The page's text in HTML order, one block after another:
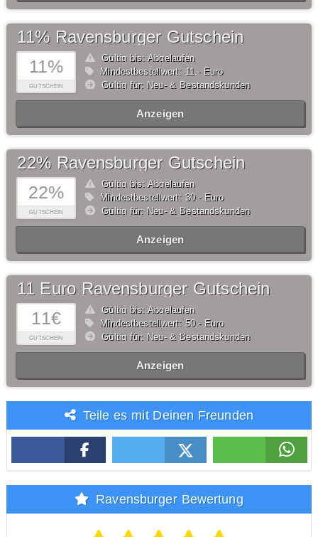
11%
GUTSCHEIN
11% Ravensburger Gutschein
Gültig bis: Abgelaufen
Mindestbestellwert: 11,- Euro
Gültig für: Neu- & Bestandskunden
Anzeigen
22%
GUTSCHEIN
22% Ravensburger Gutschein
Gültig bis: Abgelaufen
Mindestbestellwert: 30,- Euro
Gültig für: Neu- & Bestandskunden
Anzeigen
11€
GUTSCHEIN
11 Euro Ravensburger Gutschein
Gültig bis: Abgelaufen
Mindestbestellwert: 50,- Euro
Gültig für: Neu- & Bestandskunden
Anzeigen
Teile es mit Deinen Freunden
Ravensburger Bewertung